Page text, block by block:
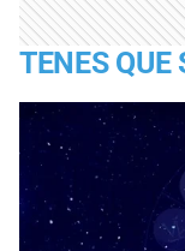
TENES QUE